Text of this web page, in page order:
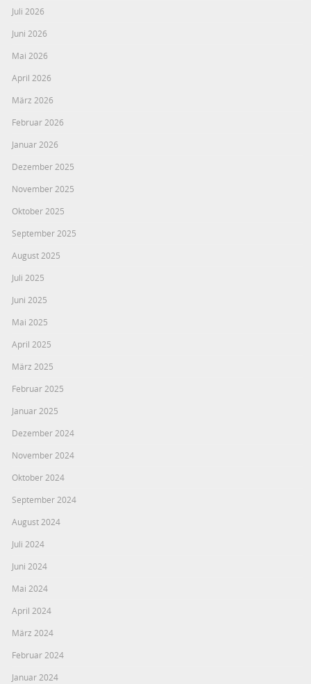
Juli 2026
Juni 2026
Mai 2026
April 2026
März 2026
Februar 2026
Januar 2026
Dezember 2025
November 2025
Oktober 2025
September 2025
August 2025
Juli 2025
Juni 2025
Mai 2025
April 2025
März 2025
Februar 2025
Januar 2025
Dezember 2024
November 2024
Oktober 2024
September 2024
August 2024
Juli 2024
Juni 2024
Mai 2024
April 2024
März 2024
Februar 2024
Januar 2024